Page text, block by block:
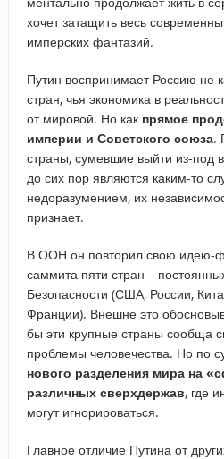
хочет затащить весь
имперских фантазий.
Путин воспринимает Россию не
стран, чья экономика в
от мировой. Но как прямое
империи и Советского союза.
страны, сумевшие выйти из-под
до сих пор являются каким-то
недоразумением, их
признает.
В ООН он повторил свою идею-
саммита пяти стран –
Безопасности (США, России,
Франции). Внешне это
бы эти крупные страны сообща
проблемы человечества. Но по
нового разделения мира на
различных сверхдержав, где
могут игнорироваться.
Главное отличие Путина от